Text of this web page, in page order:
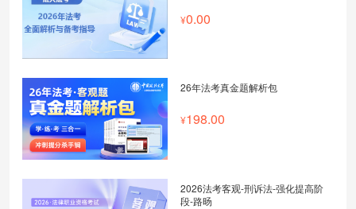
0.00
26年法考真金题解析包
198.00
2026法考客观-刑诉法-强化提高阶
段-路旸